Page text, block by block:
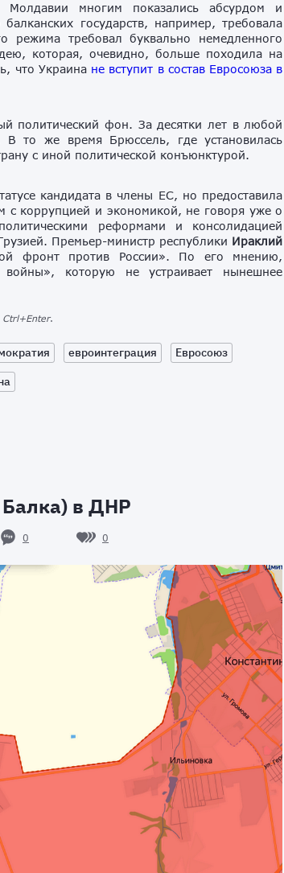
многим показались абсурдом и
государств, например, требовала
режима требовал буквально немедленного
которая, очевидно, больше походила на
что Украина не вступит в состав Евросоюза в
политический фон. За десятки лет в любой
то же время Брюссель, где установилась
с иной политической конъюнктурой.
кандидата в члены ЕС, но предоставила
коррупцией и экономикой, не говоря уже о
реформами и консолидацией
Премьер-министр республики Ираклий
фронт против России». По его мнению,
войны», которую не устраивает нынешнее
Ctrl+Enter.
евроинтеграция
Евросоюз
в ДНР
0 0